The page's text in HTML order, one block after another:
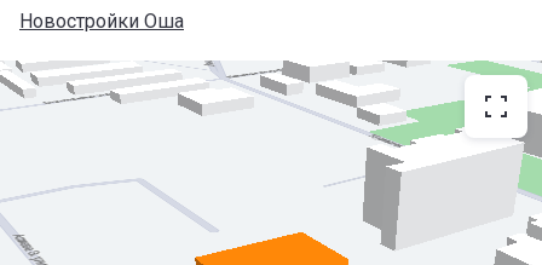
Новостройки Оша